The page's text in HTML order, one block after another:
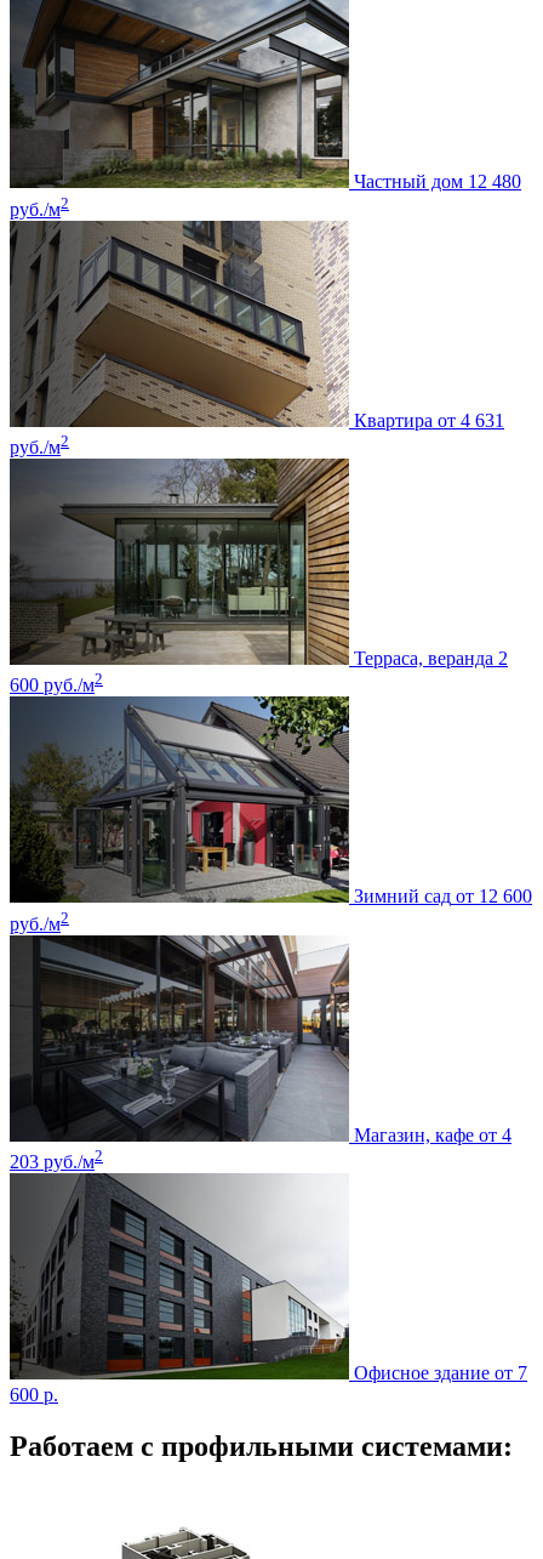
Частный дом 12 480
руб./м2
Квартира от 4 631
руб./м2
Терраса, веранда 2
600 руб./м2
Зимний сад от 12 600
руб./м2
Магазин, кафе от 4
203 руб./м2
Офисное здание от 7
600 р.
Работаем с профильными системами: